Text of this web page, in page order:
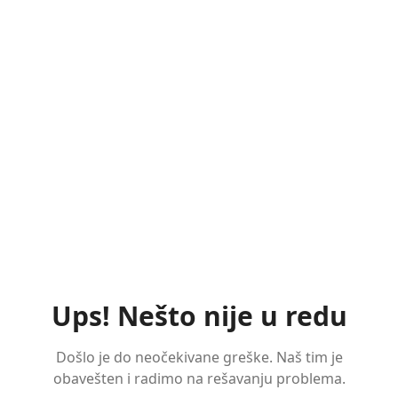
Ups! Nešto nije u redu
Došlo je do neočekivane greške. Naš tim je
obavešten i radimo na rešavanju problema.